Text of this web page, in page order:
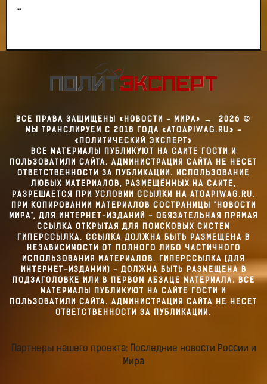
...
ВСЕ ПРАВА ЗАЩИЩЕНЫ «НОВОСТИ - МИРА» → 2026 ©
МЫ ТРАНСЛИРУЕМ С 2018 ГОДА «ATOAPIWAG.RU» -
«ПОЛИТИЧЕСКИЙ ЭКСПЕРТ»
ВСЕ МАТЕРИАЛЫ ПУБЛИКУЮТ НА САЙТЕ ГОСТИ И
ПОЛЬЗОВАТИЛИ САЙТА. АДМИНИСТРАЦИЯ САЙТА НЕ НЕСЕТ
ОТВЕТСТВЕННОСТИ ЗА ПУБЛИКАЦИИ. ИСПОЛЬЗОВАНИЕ
ЛЮБЫХ МАТЕРИАЛОВ, РАЗМЕЩЁННЫХ НА САЙТЕ,
РАЗРЕШАЕТСЯ ПРИ УСЛОВИИ ССЫЛКИ НА ATOAPIWAG.RU.
ПРИ КОПИРОВАНИИ МАТЕРИАЛОВ СОСТРАНИЦЫ "НОВОСТИ
МИРА", ДЛЯ ИНТЕРНЕТ-ИЗДАНИЙ - ОБЯЗАТЕЛЬНАЯ ПРЯМАЯ
ССЫЛКА ОТКРЫТАЯ ДЛЯ ПОИСКОВЫХ СИСТЕМ
ГИПЕРССЫЛКА. ССЫЛКА ДОЛЖНА БЫТЬ РАЗМЕЩЕНА В
НЕЗАВИСИМОСТИ ОТ ПОЛНОГО ЛИБО ЧАСТИЧНОГО
ИСПОЛЬЗОВАНИЯ МАТЕРИАЛОВ. ГИПЕРССЫЛКА (ДЛЯ
ИНТЕРНЕТ-ИЗДАНИЙ) - ДОЛЖНА БЫТЬ РАЗМЕЩЕНА В
ПОДЗАГОЛОВКЕ ИЛИ В ПЕРВОМ АБЗАЦЕ МАТЕРИАЛА. ВСЕ
МАТЕРИАЛЫ ПУБЛИКУЮТ НА САЙТЕ ГОСТИ И
ПОЛЬЗОВАТИЛИ САЙТА. АДМИНИСТРАЦИЯ САЙТА НЕ НЕСЕТ
ОТВЕТСТВЕННОСТИ ЗА ПУБЛИКАЦИИ.
Партнеры нашего проекта: Последние новости России и
Мира